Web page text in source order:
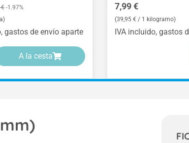
normal:
€ -1.97%
gastos de envío aparte
A la cesta
Precio normal:
7,99 €
(39,95 € / 1 kilogramo)
IVA incluido, gastos